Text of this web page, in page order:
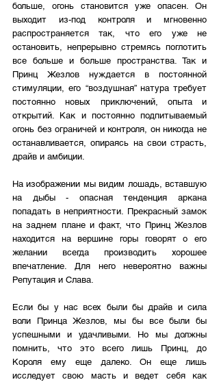
больше, огонь становится уже опасен. Он
выходит из-под контроля и мгновенно
распространяется так, что его уже не
остановить, непрерывно стремясь поглотить
все больше и больше пространства. Так и
Принц Жезлов нуждается в постоянной
стимуляции, его “воздушная” натура требует
постоянно новых приключений, опыта и
открытий. Как и постоянно подпитываемый
огонь без ограничей и контроля, он никогда не
останавливается, опираясь на свои страсть,
драйв и амбиции.
На изображении мы видим лошадь, вставшую
на дыбы - опасная тенденция аркана
попадать в неприятности. Прекрасный замок
на заднем плане и факт, что Принц Жезлов
находится на вершине горы говорят о его
желании всегда производить хорошее
впечатление. Для него невероятно важны
Репутация и Слава.
Если бы у нас всех были бы драйв и сила
воли Принца Жезлов, мы бы все были бы
успешными и удачливыми. Но мы должны
помнить, что это всего лишь Принц, до
Короля ему еще далеко. Он еще лишь
исследует свою масть и ведет себя как